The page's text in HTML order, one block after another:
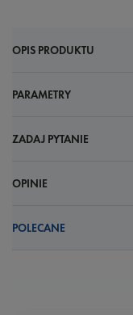
OPIS PRODUKTU
PARAMETRY
ZADAJ PYTANIE
OPINIE
POLECANE